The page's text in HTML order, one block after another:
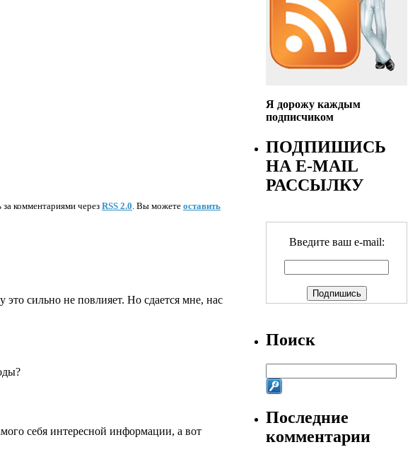
за комментариями через RSS 2.0 . Вы можете оставить
это сильно не повлияет. Но сдается мне, нас
себя интересной информации, а вот
Я дорожу каждым
подписчиком
ПОДПИШИСЬ
НА E-MAIL
РАССЫЛКУ
Введите ваш e-mail:
Поиск
Последние
комментарии